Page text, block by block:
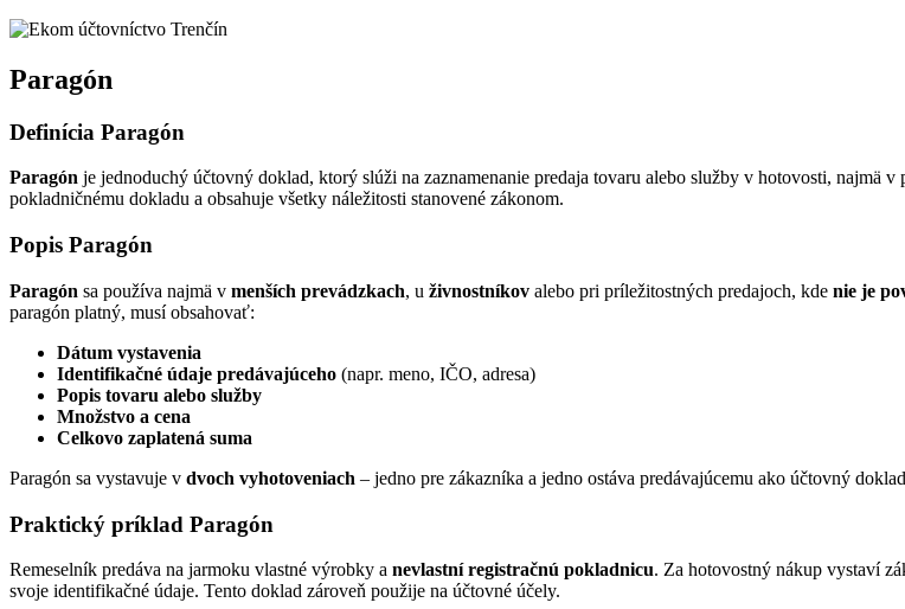
Paragón
Definícia Paragón
Paragón je jednoduchý účtovný doklad, ktorý slúži na zaznamenanie predaja tovaru alebo služby v hotovosti, najmä v
pokladničnému dokladu a obsahuje všetky náležitosti stanovené zákonom.
Popis Paragón
Paragón sa používa najmä v menších prevádzkach, u živnostníkov alebo pri príležitostných predajoch, kde nie je
paragón platný, musí obsahovať:
Dátum vystavenia
Identifikačné údaje predávajúceho (napr. meno, IČO, adresa)
Popis tovaru alebo služby
Množstvo a cena
Celkovo zaplatená suma
Paragón sa vystavuje v dvoch vyhotoveniach – jedno pre zákazníka a jedno ostáva predávajúcemu ako účtovný
Praktický príklad Paragón
Remeselník predáva na jarmoku vlastné výrobky a nevlastní registračnú pokladnicu. Za hotovostný nákup vystaví
svoje identifikačné údaje. Tento doklad zároveň použije na účtovné účely.